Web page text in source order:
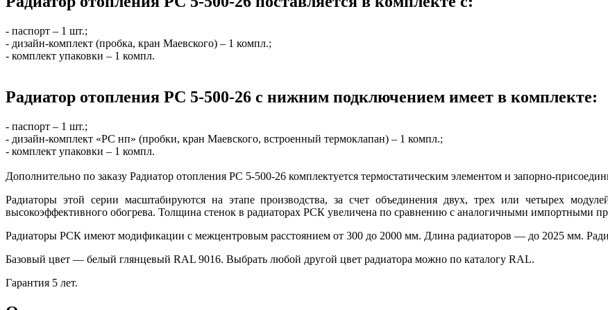
- паспорт – 1 шт.;
- дизайн-комплект (пробка, кран Маевского) – 1 компл.;
- комплект упаковки – 1 компл.
Радиатор отопления РС 5-500-26 с нижним подключением имеет в комплекте:
- паспорт – 1 шт.;
- дизайн-комплект «РС нп» (пробки, кран Маевского, встроенный термоклапан) – 1 компл.;
- комплект упаковки – 1 компл.
Дополнительно по заказу Радиатор отопления РС 5-500-26 комплектуется термостатическим элементом и запорно-
Радиаторы этой серии масштабируются на этапе производства, за счет объединения двух, трех или четырех
высокоэффективного обогрева. Толщина стенок в радиаторах РСК увеличена по сравнению с аналогичными импортными
Радиаторы РСК имеют модификации с межцентровым расстоянием от 300 до 2000 мм. Длина радиаторов — до 2025 мм.
Базовый цвет — белый глянцевый RAL 9016. Выбрать любой другой цвет радиатора можно по каталогу RAL.
Гарантия 5 лет.